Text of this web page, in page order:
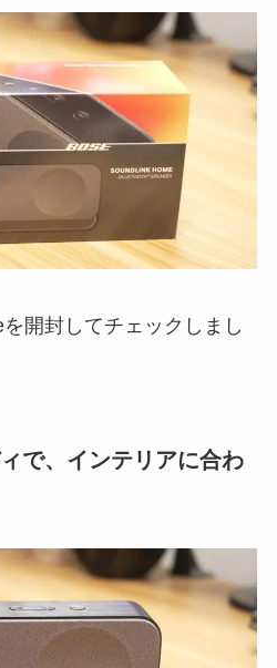
開封してチェックしまし
で、インテリアに合わ